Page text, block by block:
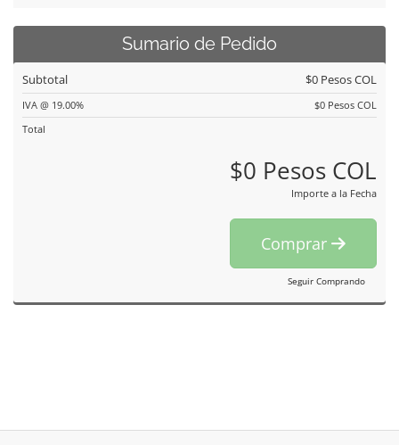
Sumario de Pedido
Subtotal $0 Pesos COL
IVA @ 19.00%
$0 Pesos COL
Total
$0 Pesos COL
Importe a la Fecha
Comprar
Seguir Comprando